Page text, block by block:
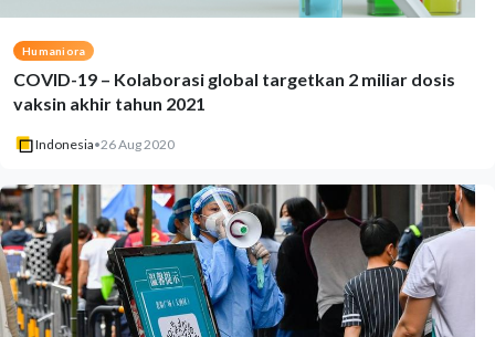
Humaniora
COVID-19 – Kolaborasi global targetkan 2 miliar dosis
vaksin akhir tahun 2021
Indonesia•26 Aug 2020